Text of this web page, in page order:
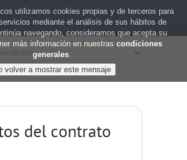
del contrato
utilizamos cookies propias y de terceros para
mediante el análisis de sus hábitos de
navegando, consideramos que acepta su
más información en nuestras condiciones
generales.